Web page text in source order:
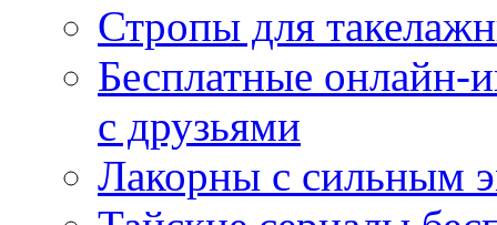
Стропы для
Бесплатные
с друзьями
Лакорны с сильным